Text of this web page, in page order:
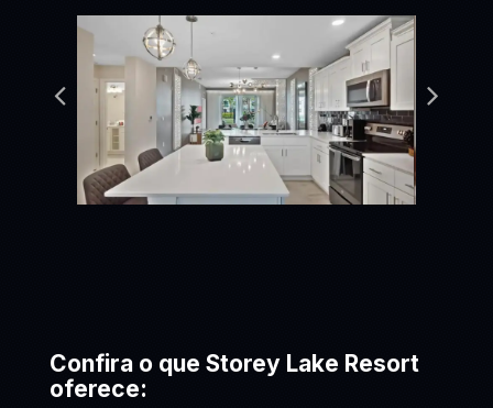
Confira o que Storey Lake Resort
oferece: